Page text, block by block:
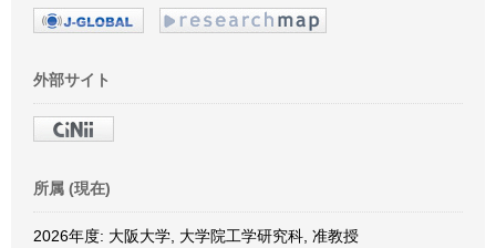
外部サイト
所属 (現在)
2026年度: 大阪大学, 大学院工学研究科, 准教授